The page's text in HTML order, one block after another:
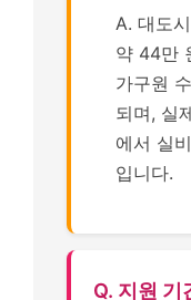
A. 대도
약 44만
가구원
되며, 실
에서 실
입니다.
Q. 지원 기